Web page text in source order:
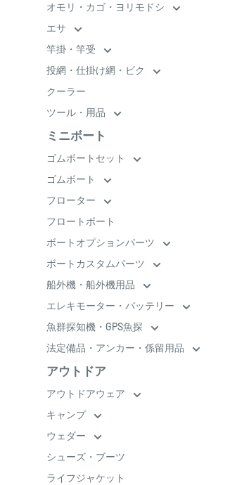
オモリ・カゴ・ヨリモドシ
エサ
竿掛・竿受
投網・仕掛け網・ビク
クーラー
ツール・用品
ミニボート
ゴムボートセット
ゴムボート
フローター
フロートボート
ボートオプションパーツ
ボートカスタムパーツ
船外機・船外機用品
エレキモーター・バッテリー
魚群探知機・GPS魚探
法定備品・アンカー・係留用品
アウトドア
アウトドアウェア
キャンプ
ウェダー
シューズ・ブーツ
ライフジャケット